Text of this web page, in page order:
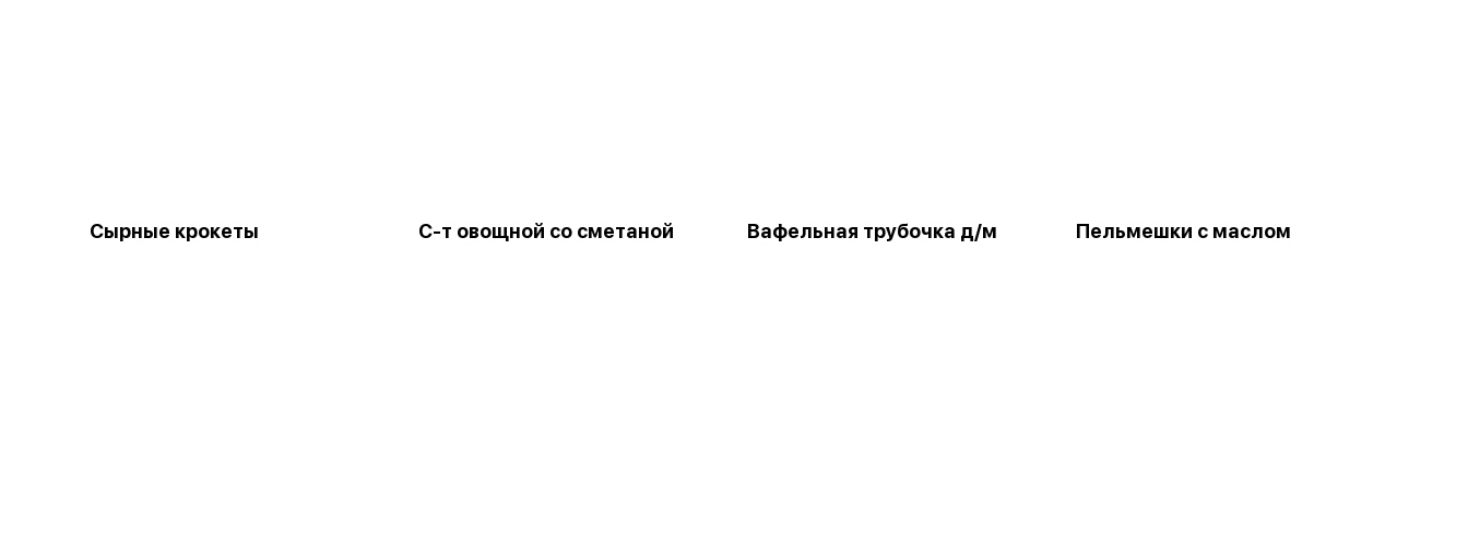
Сырные крокеты С-т овощной со сметаной Вафельная трубочка д/м Пельмешки с маслом